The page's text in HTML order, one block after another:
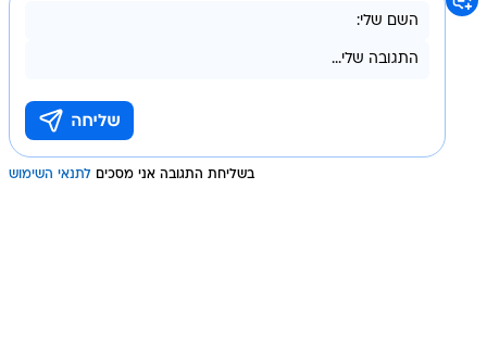
בשליחת התגובה אני מסכים לתנאי השימוש